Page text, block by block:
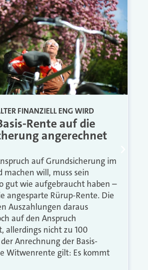
FINANZIELL ENG WIRD
Rente auf die
angerechnet
auf Grundsicherung im
machen will, muss sein
gut wie aufgebraucht haben –
angesparte Rürup-Rente. Die
Auszahlungen daraus
auf den Anspruch
allerdings nicht zu 100
Anrechnung der Basis-
Witwenrente gilt: Es kommt